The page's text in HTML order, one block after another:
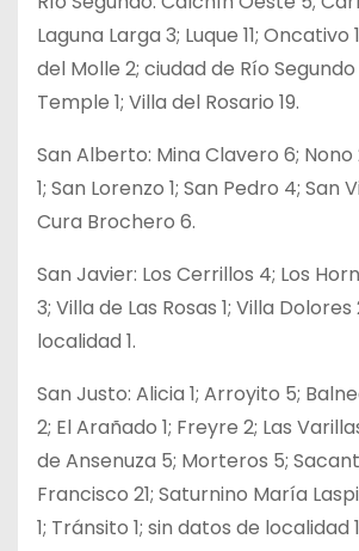
Laguna Larga 3; Luque 11; Oncativo
del Molle 2; ciudad de Río
Temple 1; Villa del Rosario 19.
San Alberto: Mina Clavero 6;
1; San Lorenzo 1; San Pedro 4; San
Cura Brochero 6.
San Javier: Los Cerrillos 4; Los
3; Villa de Las Rosas 1; Villa
localidad 1.
San Justo: Alicia 1; Arroyito 5;
2; El Arañado 1; Freyre 2; Las
de Ansenuza 5; Morteros 5;
Francisco 21; Saturnino María
1; Tránsito 1; sin datos de localidad